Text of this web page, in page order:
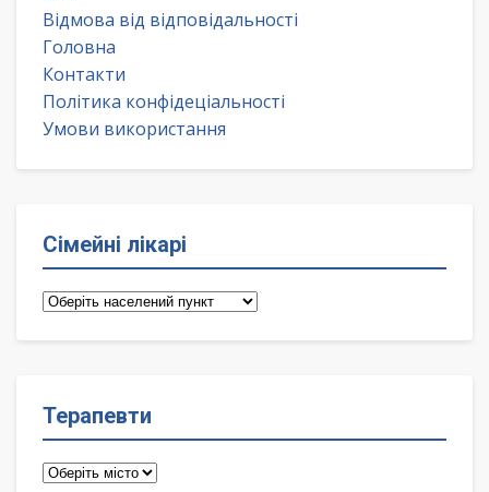
Відмова від відповідальності
Головна
Контакти
Політика конфідеціальності
Умови використання
Сімейні лікарі
Сімейні
Терапевти
Терапевти